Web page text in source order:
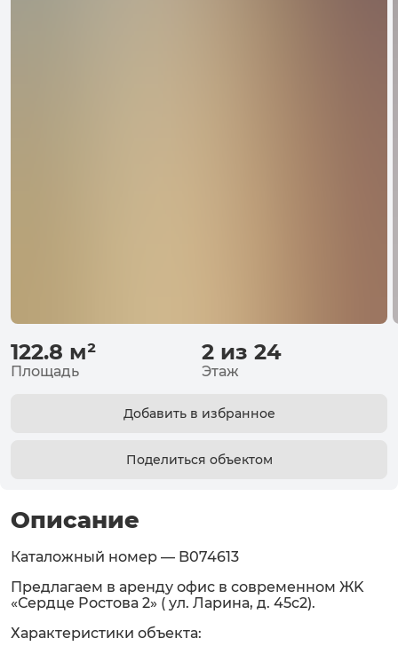
122.8 м²
Площадь
2 из 24
Этаж
Добавить в избранное
Поделиться объектом
Описание
Каталожный номер — B074613
Предлагаем в аренду офис в современном ЖK
«Сeрдцe Pостoва 2» ( ул. Ларина, д. 45с2).
Характеристики объекта: